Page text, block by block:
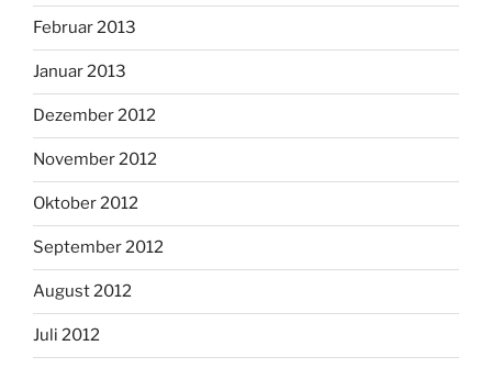
Februar 2013
Januar 2013
Dezember 2012
November 2012
Oktober 2012
September 2012
August 2012
Juli 2012